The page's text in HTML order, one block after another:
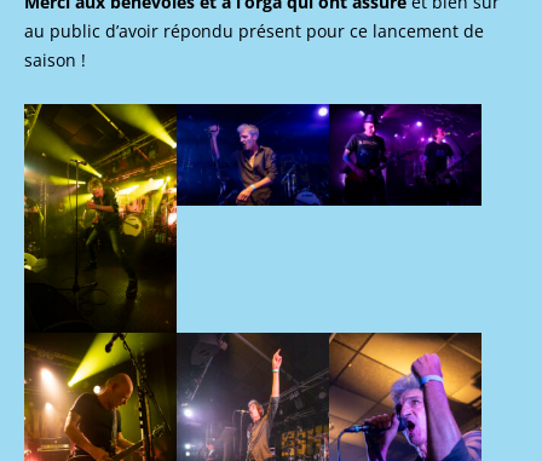
au public d’avoir répondu présent pour ce lancement de
saison !